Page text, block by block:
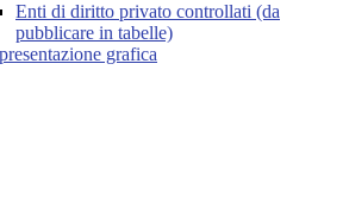
Enti di diritto privato controllati (da
pubblicare in tabelle)
grafica